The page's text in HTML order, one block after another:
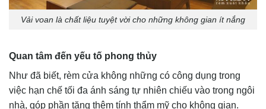
Vải voan là chất liệu tuyệt vời cho những không gian ít nắng
Quan tâm đến yếu tố phong thủy
Như đã biết, rèm cửa không những có công dụng trong
việc hạn chế tối đa ánh sáng tự nhiên chiếu vào trong ngôi
nhà, góp phần tăng thêm tính thẩm mỹ cho không gian.